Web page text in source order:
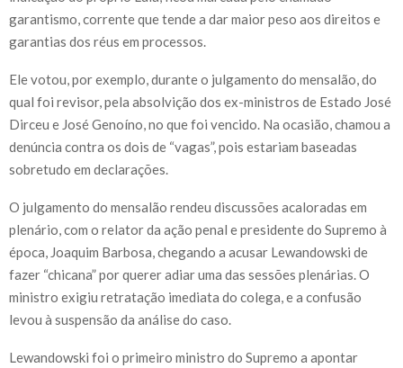
garantismo, corrente que tende a dar maior peso aos direitos e
garantias dos réus em processos.
Ele votou, por exemplo, durante o julgamento do mensalão, do
qual foi revisor, pela absolvição dos ex-ministros de Estado José
Dirceu e José Genoíno, no que foi vencido. Na ocasião, chamou a
denúncia contra os dois de “vagas”, pois estariam baseadas
sobretudo em declarações.
O julgamento do mensalão rendeu discussões acaloradas em
plenário, com o relator da ação penal e presidente do Supremo à
época, Joaquim Barbosa, chegando a acusar Lewandowski de
fazer “chicana” por querer adiar uma das sessões plenárias. O
ministro exigiu retratação imediata do colega, e a confusão
levou à suspensão da análise do caso.
Lewandowski foi o primeiro ministro do Supremo a apontar